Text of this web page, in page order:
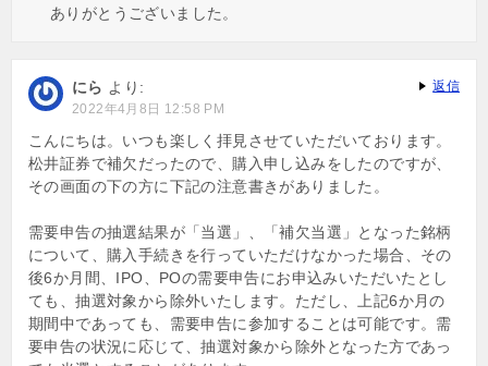
ありがとうございました。
にら より:
2022年4月8日 12:58 PM
こんにちは。いつも楽しく拝見させていただいております。
松井証券で補欠だったので、購入申し込みをしたのですが、
その画面の下の方に下記の注意書きがありました。
需要申告の抽選結果が「当選」、「補欠当選」となった銘柄
について、購入手続きを行っていただけなかった場合、その
後6か月間、IPO、POの需要申告にお申込みいただいたとし
ても、抽選対象から除外いたします。ただし、上記6か月の
期間中であっても、需要申告に参加することは可能です。需
要申告の状況に応じて、抽選対象から除外となった方であっ
返信